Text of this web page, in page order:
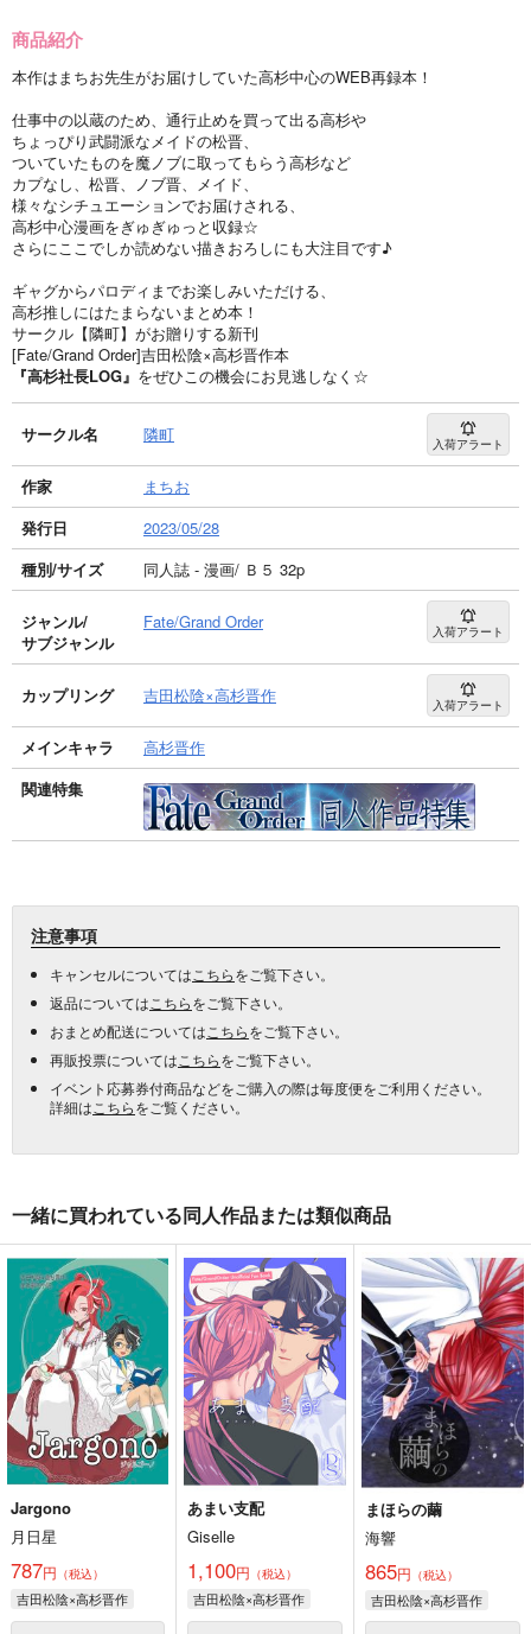
商品紹介
本作はまちお先生がお届けしていた高杉中心のWEB再録本！
仕事中の以蔵のため、通行止めを買って出る高杉や
ちょっぴり武闘派なメイドの松晋、
ついていたものを魔ノブに取ってもらう高杉など
カプなし、松晋、ノブ晋、メイド、
様々なシチュエーションでお届けされる、
高杉中心漫画をぎゅぎゅっと収録☆
さらにここでしか読めない描きおろしにも大注目です♪
ギャグからパロディまでお楽しみいただける、
高杉推しにはたまらないまとめ本！
サークル【隣町】がお贈りする新刊
[Fate/Grand Order]吉田松陰×高杉晋作本
『高杉社長LOG』 をぜひこの機会にお見逃しなく☆
サークル名 隣町 入荷アラート
作家
まちお
発行日
2023/05/28
種別/サイズ
同人誌 - 漫画/ Ｂ５ 32p
ジャンル/
サブジャンル
Fate/Grand Order 入荷アラート
カップリング 吉田松陰×高杉晋作 入荷アラート
メインキャラ
高杉晋作
関連特集
注意事項
キャンセルについては こちらをご覧下さい。
返品については こちらをご覧下さい。
おまとめ配送については こちらをご覧下さい。
再販投票については こちらをご覧下さい。
イベント応募券付商品などをご購入の際は毎度便をご利用ください。
詳細は こちらをご覧ください。
一緒に買われている同人作品または類似商品
Jargono
月日星
787円 （税込）
吉田松陰×高杉晋作
あまい支配
Giselle
1,100円 （税込）
吉田松陰×高杉晋作
まほらの繭
海響
865円 （税込）
吉田松陰×高杉晋作